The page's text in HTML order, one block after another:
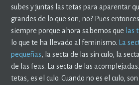
subes y juntas las tetas para aparentar
grandes de lo que son, no? Pues
siempre porque ahora sabemos que las
lo que te ha llevado al feminismo. La
pequeñas, la secta de las sin culo, la
de las feas. La secta de las
tetas, es el culo. Cuando no es el culo,